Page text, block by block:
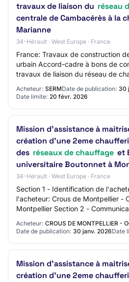
travaux de liaison du réseau
centrale de Cambacérès à la
Marianne
34-Hérault · West Europe · France
France: Travaux de construction
urbain Accord-cadre à bons de
travaux de liaison du réseau de
Acheteur: SERMDate de publication: 30
Date limite: 20 févr. 2026
Mission d’assistance à
création d’une 2eme
des réseaux de chauffage et
universitaire Boutonnet à
34-Hérault · West Europe · France
Section 1 - Identification de
l'acheteur: Crous de Montpellier -
Montpellier Section 2 -
Acheteur: CROUS DE MONTPELLIER -
Date de publication: 30 janv. 2026Date
Mission d’assistance à
création d’une 2eme